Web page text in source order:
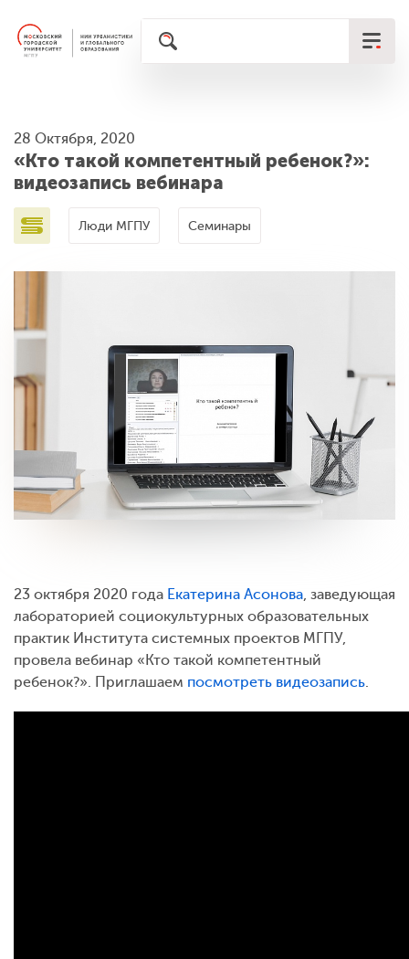
28 Октября, 2020
«Кто такой компетентный ребенок?»:
видеозапись вебинара
Люди МГПУ Семинары
23 октября 2020 года Екатерина Асонова, заведующая
лабораторией социокультурных образовательных
практик Института системных проектов МГПУ,
провела вебинар «Кто такой компетентный
ребенок?». Приглашаем посмотреть видеозапись.